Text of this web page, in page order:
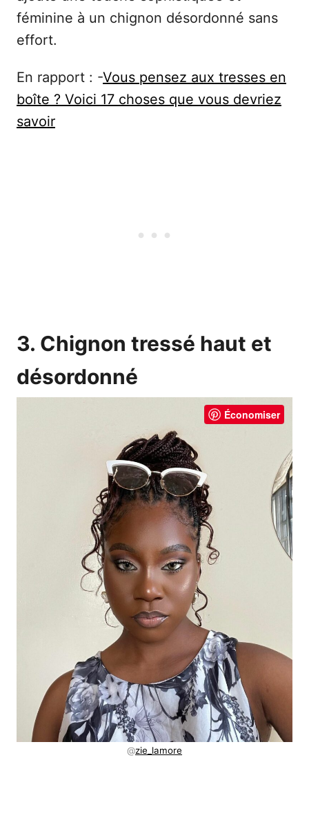
féminine à un chignon désordonné sans
effort.
En rapport : -Vous pensez aux tresses en
boîte ? Voici 17 choses que vous devriez
savoir
3. Chignon tressé haut et
désordonné
Économiser
@zie_lamore